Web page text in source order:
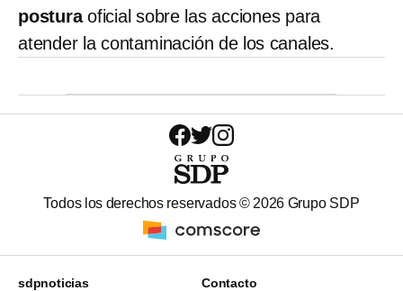
posturaoficial sobre las acciones para
atender la contaminación de los canales.
Todos los derechos reservados © 2026 Grupo SDP
sdpnoticias Contacto